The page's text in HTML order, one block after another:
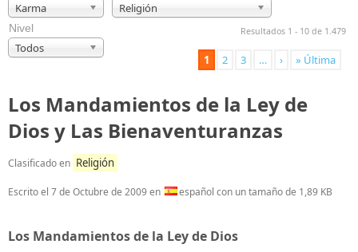
Karma Religión
Nivel
Todos
Resultados 1 - 10 de 1.479
1 2 3 … › » Última
Los Mandamientos de la Ley de
Dios y Las Bienaventuranzas
Clasificado en Religión
Escrito el 7 de Octubre de 2009en español con un tamaño de 1,89 KB
Los Mandamientos de la Ley de Dios